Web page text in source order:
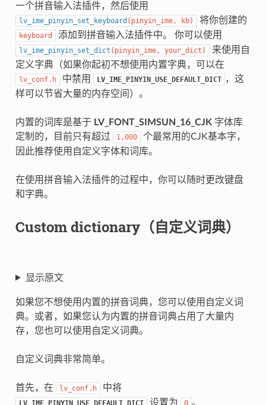
一个拼音输入法插件，然后使用
lv_ime_pinyin_set_keyboard ( pinyin_ime, kb) 将你创建的
keyboard 添加到拼音输入法插件中。 你可以使用
lv_ime_pinyin_set_dict ( pinyin_ime, your_dict )
来使用自
定义字典（如果你起初不想使用内置字典，可以在
lv_conf.h 中禁用 LV_IME_PINYIN_USE_DEFAULT_DICT ，这
样可以节省大量的内存空间）。
内置的词库是基于 LV_FONT_SIMSUN_16_CJK 字体库
定制的，目前只有超过
1,000
个最常用的CJK基本字，
因此推荐使用自定义字体和词库。
在使用拼音输入法插件的过程中，你可以随时更改键盘
和字典。
Custom dictionary（自定义词典）
显示原文
如果您不想使用内置的拼音词典，您可以使用自定义词
典。或者，如果您认为内置的拼音词典占用了大量内
存，您也可以使用自定义词典。
自定义词典非常简单。
首先，在 lv_conf.h 中将
LV_IME_PINYIN_USE_DEFAULT_DICT 设置为 0 。